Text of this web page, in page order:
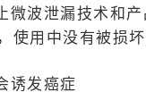
微波泄漏技术和
使用中没有被损
诱发癌症